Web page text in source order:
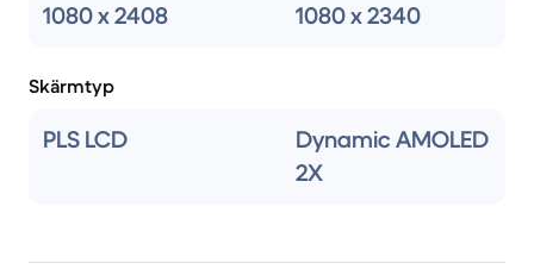
1080 x 2408 1080 x 2340
Skärmtyp
PLS LCD
Dynamic AMOLED
2X